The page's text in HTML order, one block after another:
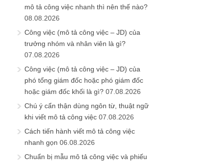
mô tả công việc nhanh thì nên thế nào?
08.08.2026
Công việc (mô tả công việc – JD) của
trưởng nhóm và nhân viên là gì?
07.08.2026
Công việc (mô tả công việc – JD) của
phó tổng giám đốc hoặc phó giám đốc
hoặc giám đốc khối là gì? 07.08.2026
Chú ý cẩn thận dùng ngôn từ, thuật ngữ
khi viết mô tả công việc 07.08.2026
Cách tiến hành viết mô tả công việc
nhanh gọn 06.08.2026
Chuẩn bị mẫu mô tả công việc và phiếu